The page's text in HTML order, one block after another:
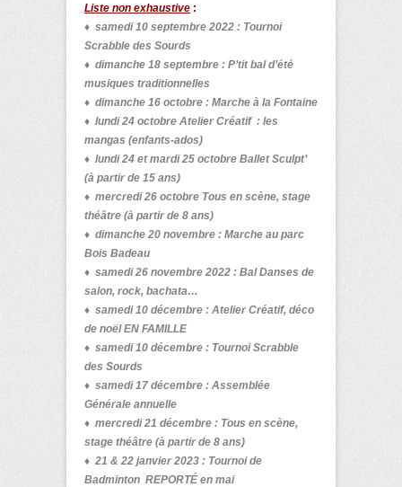
Liste non exhaustive :
♦ samedi 10 septembre 2022 : Tournoi
Scrabble des Sourds
♦ dimanche 18 septembre : P’tit bal d’été
musiques traditionnelles
♦ dimanche 16 octobre : Marche à la Fontaine
♦ lundi 24 octobre Atelier Créatif : les
mangas (enfants-ados)
♦ lundi 24 et mardi 25 octobre Ballet Sculpt’
(à partir de 15 ans)
♦ mercredi 26 octobre Tous en scène, stage
théâtre (à partir de 8 ans)
♦ dimanche 20 novembre : Marche au parc
Bois Badeau
♦ samedi 26 novembre 2022 : Bal Danses de
salon, rock, bachata…
♦ samedi 10 décembre : Atelier Créatif, déco
de noël EN FAMILLE
♦ samedi 10 décembre : Tournoi Scrabble
des Sourds
♦ samedi 17 décembre : Assemblée
Générale annuelle
♦ mercredi 21 décembre : Tous en scène,
stage théâtre (à partir de 8 ans)
♦ 21 & 22 janvier 2023 : Tournoi de
Badminton REPORTÉ en mai